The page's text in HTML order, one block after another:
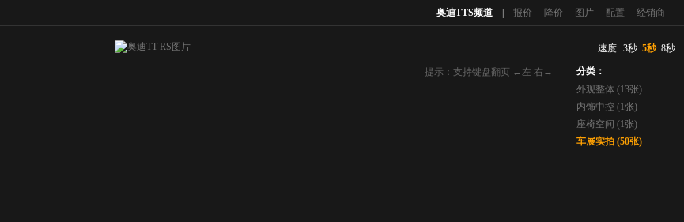
奥迪TTS频道 报价 降价 图片 配置 经销商
提示：支持键盘翻页 ←左 右→
速度 3秒 5秒 8秒
分类：
外观整体 (13张)
内饰中控 (1张)
座椅空间 (1张)
车展实拍 (50张)